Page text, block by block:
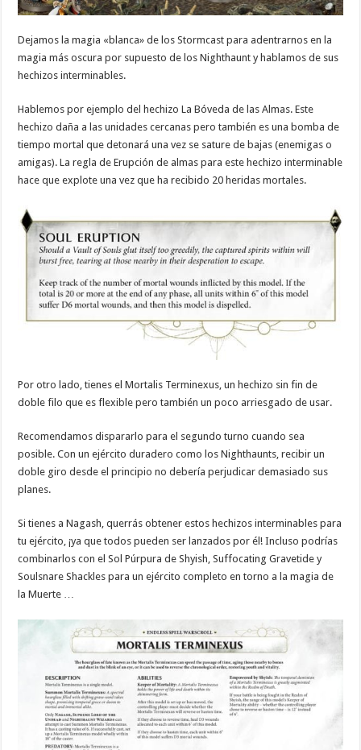
Dejamos la magia «blanca» de los Stormcast para adentrarnos en la
magia más oscura por supuesto de los Nighthaunt y hablamos de sus
hechizos interminables.
Hablemos por ejemplo del hechizo La Bóveda de las Almas. Este
hechizo daña a las unidades cercanas pero también es una bomba de
tiempo mortal que detonará una vez se sature de bajas (enemigas o
amigas).La regla de Erupción de almas para este hechizo interminable
hace que explote una vez que ha recibido 20 heridas mortales.
Por otro lado, tienes el Mortalis Terminexus, un hechizo sin fin de
doble filo que es flexible pero también un poco arriesgado de usar.
Recomendamos dispararlo para el segundo turno cuando sea
posible. Con un ejército duradero como los Nighthaunts, recibir un
doble giro desde el principio no debería perjudicar demasiado sus
planes.
Si tienes a Nagash, querrás obtener estos hechizos interminables para
tu ejército, ¡ya que todos pueden ser lanzados por él!Incluso podrías
combinarlos con el Sol Púrpura de Shyish, Suffocating Gravetide y
Soulsnare Shackles para un ejército completo en torno a la magia de
la Muerte …